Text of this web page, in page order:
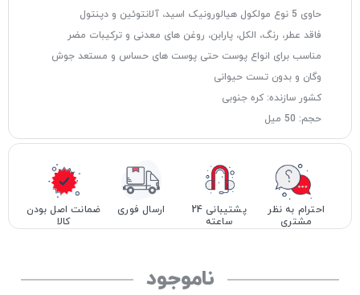
حاوی 5 نوع مولکول هیالورونیک اسید، آلانتوئین و دپنتول
فاقد عطر، رنگ، الکل، پارابن، روغن های معدنی و ترکیبات مضر
مناسب برای انواع پوست حتی پوست های حساس و مستعد جوش
وگان و بدون تست حیوانی
کشور سازنده: کره جنوبی
حجم: 50 میل
احترام به نظر
مشتری
پشتیبانی 24
ساعته
ارسال فوری
ضمانت اصل بودن
کالا
ناموجود